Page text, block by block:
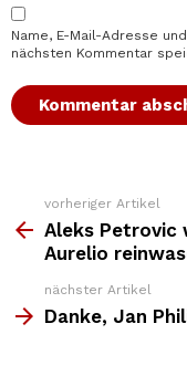
Name, E-Mail-Adresse
nächsten Kommentar
Weitere
Top
News
vorheriger Artikel
Aleks Petrovic
Aurelio
nächster Artikel
Danke, Jan